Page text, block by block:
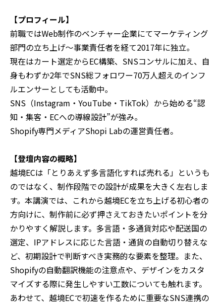
【プロフィール】
前職ではWeb制作のベンチャー企業にてマーケティング
部門の立ち上げ〜事業責任者を経て2017年に独立。
現在はカート選定からEC構築、SNSコンサルに加え、自
身もわずか2年でSNS総フォロワー70万人超えのインフ
ルエンサーとしても活動中。
SNS（Instagram・YouTube・TikTok）から始める“認
知・集客・ECへの導線設計”が強み。
Shopify専門メディアShopi Labの運営責任者。
【登壇内容の概略】
越境ECは「とりあえず多言語化すれば売れる」というも
のではなく、制作段階での設計が成果を大きく左右しま
す。本講演では、これから越境ECを立ち上げる初心者の
方向けに、制作前に必ず押さえておきたいポイントを分
かりやすく解説します。多言語・多通貨対応や配送国の
選定、IPアドレスに応じた言語・通貨の自動切り替えな
ど、初期設計で判断すべき実務的な要素を整理。また、
Shopifyの自動翻訳機能の注意点や、デザインをカスタ
マイズする際に発生しやすい工数についても触れます。
あわせて、越境ECで初速を作るために重要なSNS連携の